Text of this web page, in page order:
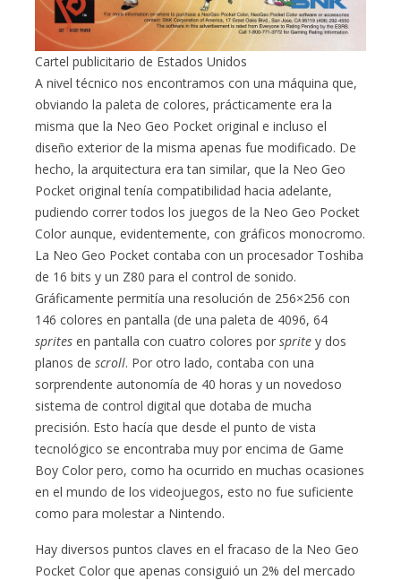
Cartel publicitario de Estados Unidos
A nivel técnico nos encontramos con una máquina que,
obviando la paleta de colores, prácticamente era la
misma que la Neo Geo Pocket original e incluso el
diseño exterior de la misma apenas fue modificado. De
hecho, la arquitectura era tan similar, que la Neo Geo
Pocket original tenía compatibilidad hacia adelante,
pudiendo correr todos los juegos de la Neo Geo Pocket
Color aunque, evidentemente, con gráficos monocromo.
La Neo Geo Pocket contaba con un procesador Toshiba
de 16 bits y un Z80 para el control de sonido.
Gráficamente permitía una resolución de 256×256 con
146 colores en pantalla (de una paleta de 4096, 64
sprites en pantalla con cuatro colores porsprite y dos
planos descroll. Por otro lado, contaba con una
sorprendente autonomía de 40 horas y un novedoso
sistema de control digital que dotaba de mucha
precisión. Esto hacía que desde el punto de vista
tecnológico se encontraba muy por encima de Game
Boy Color pero, como ha ocurrido en muchas ocasiones
en el mundo de los videojuegos, esto no fue suficiente
como para molestar a Nintendo.
Hay diversos puntos claves en el fracaso de la Neo Geo
Pocket Color que apenas consiguió un 2% del mercado